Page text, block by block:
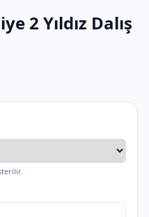
2 Yıldız Dalış